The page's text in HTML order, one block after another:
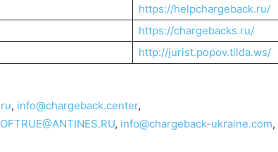
https://helpchargeback.ru/
https://chargebacks.ru/
http://jurist.popov.tilda.ws/
, info@chargeback.center,
, info@chargeback-ukraine.com,